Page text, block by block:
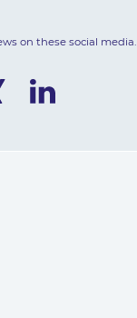
on these social media.